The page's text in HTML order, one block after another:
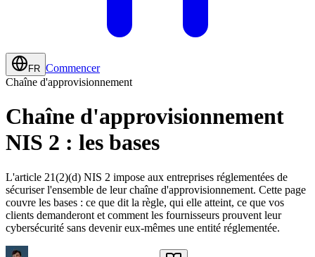
FR Commencer
Chaîne d'approvisionnement
Chaîne d'approvisionnement
NIS 2 : les bases
L'article 21(2)(d) NIS 2 impose aux entreprises réglementées de
sécuriser l'ensemble de leur chaîne d'approvisionnement. Cette page
couvre les bases : ce que dit la règle, qui elle atteint, ce que vos
clients demanderont et comment les fournisseurs prouvent leur
cybersécurité sans devenir eux-mêmes une entité réglementée.